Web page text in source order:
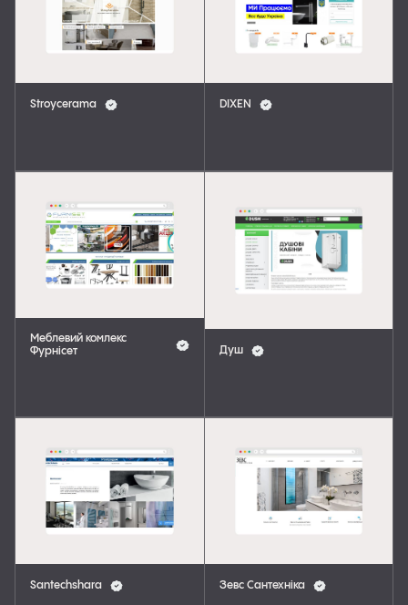
Stroycerama DIXEN
Меблевий комлекс
Фурнісет
Душ
Santechshara Зевс Сантехніка